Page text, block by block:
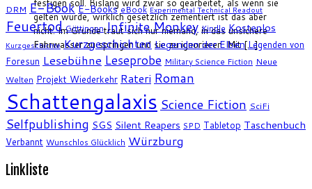
festigen soll. Bislang wird zwar so gearbeitet, als wenn sie
gelten würde, wirklich gesetzlich zementiert ist das aber
nicht. Im Grunde traut sich nur niemand, in das unsichere
Fahrwasser zu springen und sie zu ignorieren. Mit […]
DRM E-Book E-Books eBook Experimental Technical Readout
Feuertod Göttingen Infinite Monkey Kindle Kostenlos
Kurzgeschichte Kurzgeschichten Legenden der Elben Legenden von
Foresun Lesebühne Leseprobe Military Science Fiction Neue
Welten Projekt Wiederkehr Rateri Roman
Schattengalaxis Science Fiction SciFi
Selfpublishing SGS Silent Reapers SPD Tabletop Taschenbuch
Verbannt Wunschlos Glücklich Würzburg
Linkliste